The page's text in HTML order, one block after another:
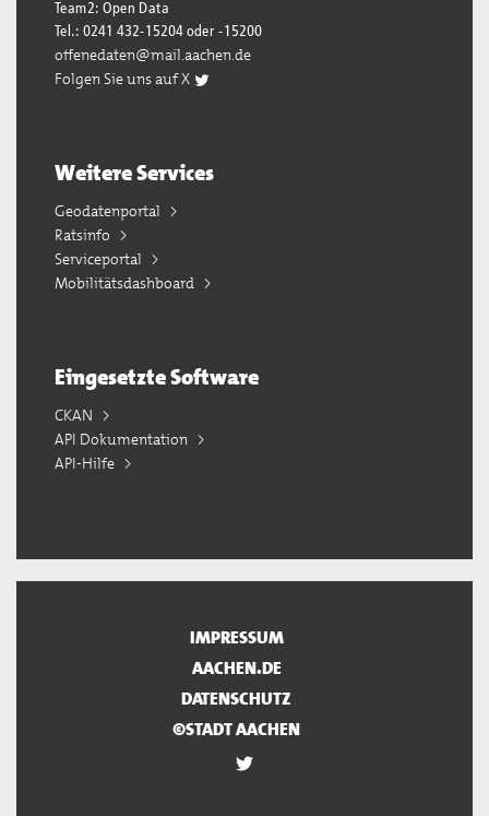
Team2: Open Data
Tel.: 0241 432-15204 oder -15200
offenedaten@mail.aachen.de
Folgen Sie uns auf X
Weitere Services
Geodatenportal
Ratsinfo
Serviceportal
Mobilitätsdashboard
Eingesetzte Software
CKAN
API Dokumentation
API-Hilfe
IMPRESSUM
AACHEN.DE
DATENSCHUTZ
©STADT AACHEN